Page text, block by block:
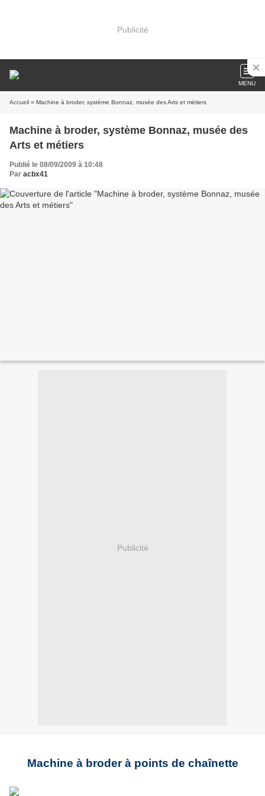
Publicité
MENU
Accueil » Machine à broder, système Bonnaz, musée des Arts et métiers
Machine à broder, système Bonnaz, musée des
Arts et métiers
Publié le 08/09/2009 à 10:48
Par acbx41
Publicité
Machine à broder à points de chaînette